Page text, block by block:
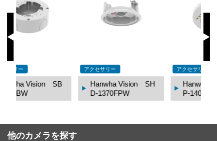
Hanwha Vision SH
Hanwha Vision SB
P-140CMT
他のカメラを探す